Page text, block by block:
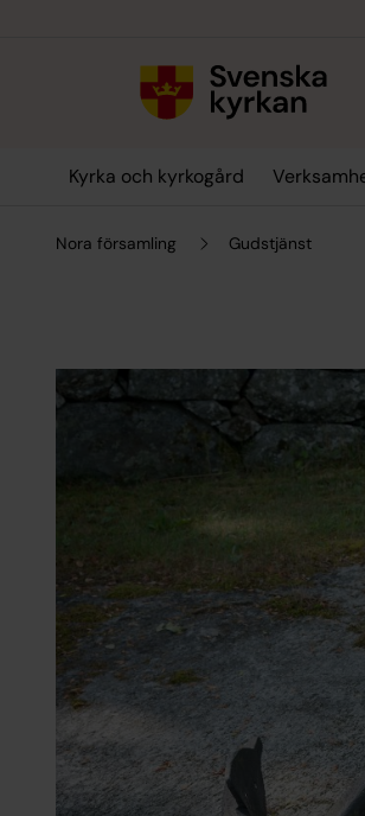
Kyrka och kyrkogård
Nora församling Gudstjänst